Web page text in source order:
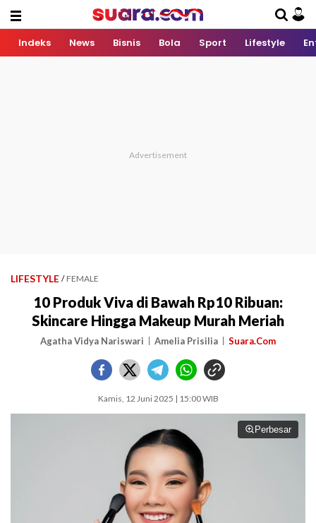
Indeks News Bisnis Bola Sport Lifestyle
LIFESTYLE / FEMALE
10 Produk Viva di Bawah Rp10 Ribuan:
Skincare Hingga Makeup Murah Meriah
Agatha Vidya Nariswari Amelia Prisilia Suara.Com
Kamis, 12 Juni 2025 | 15:00 WIB
Perbesar